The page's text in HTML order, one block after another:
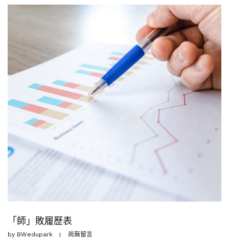
「師」敗履歷表
by BWedupark 尚無留言